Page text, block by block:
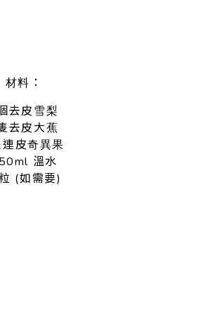
材料 ：
去皮雪梨
去皮大蕉
連皮奇異果
溫水
(如需要​)